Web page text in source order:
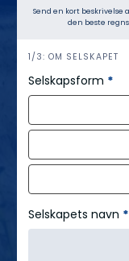
Send en kort beskrivelse
den beste
h
e
r
1/3: OM SELSKAPET
Selskapsform *
Selskapets navn *